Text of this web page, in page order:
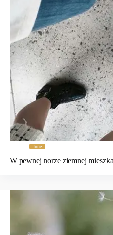
Inne
W pewnej norze ziemnej